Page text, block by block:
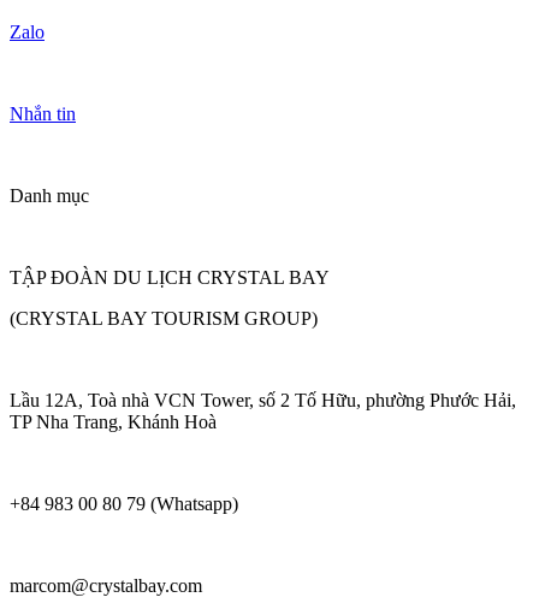
Zalo
Nhắn tin
Danh mục
TẬP ĐOÀN DU LỊCH CRYSTAL BAY
(CRYSTAL BAY TOURISM GROUP)
Lầu 12A, Toà nhà VCN Tower, số 2 Tố Hữu, phường Phước Hải,
TP Nha Trang, Khánh Hoà
+84 983 00 80 79 (Whatsapp)
marcom@crystalbay.com